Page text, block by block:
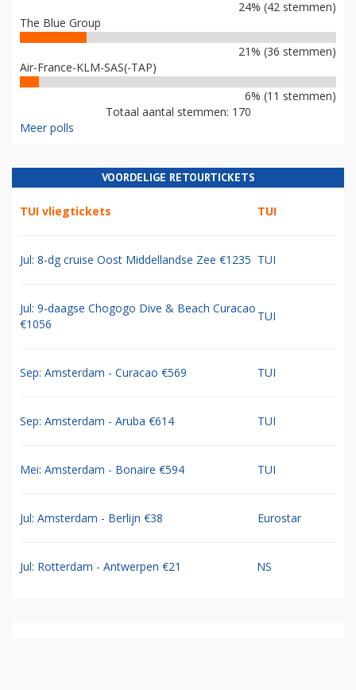
24% (42 stemmen)
The Blue Group
21% (36 stemmen)
Air-France-KLM-SAS(-TAP)
6% (11 stemmen)
Totaal aantal stemmen: 170
Meer polls
VOORDELIGE RETOURTICKETS
TUI vliegtickets TUI
Jul: 8-dg cruise Oost Middellandse Zee €1235 TUI
Jul: 9-daagse Chogogo Dive & Beach Curacao
€1056
TUI
Sep: Amsterdam - Curacao €569 TUI
Sep: Amsterdam - Aruba €614 TUI
Mei: Amsterdam - Bonaire €594 TUI
Jul: Amsterdam - Berlijn €38 Eurostar
Jul: Rotterdam - Antwerpen €21 NS